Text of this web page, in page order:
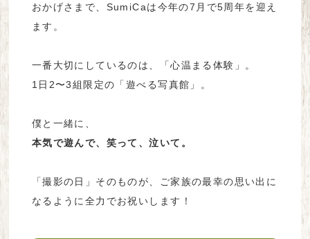
おかげさまで、SumiCaは今年の7月で5周年を迎え
ます。
一番大切にしているのは、「心温まる体験」。
1日2〜3組限定の「遊べる写真館」。
僕と一緒に、
本気で遊んで、笑って、泣いて。
「撮影の日」そのものが、ご家族の最幸の思い出に
なるように全力でお祝いします！